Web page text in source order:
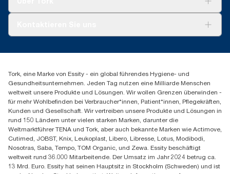
Spenderreklamation
+41 (0)848/810152
Essity Switzerland AG
Parkstraße 1b
6214 Schenkon
Mo-Do 8:00-16:30 | Fr 8:00-15:00
GLN: 7609999000928
Tork, eine Marke von Essity - ein global führendes Hygiene- und
Gesundheitsunternehmen. Jeden Tag nutzen eine Milliarde Menschen
weltweit unsere Produkte und Lösungen. Wir wollen Grenzen überwinden -
für mehr Wohlbefinden bei Verbraucher*innen, Patient*innen, Pflegekräften,
Kunden und Gesellschaft. Wir vertreiben unsere Produkte und Lösungen in
rund 150 Ländern unter vielen starken Marken, darunter die
Weltmarktführer TENA und Tork, aber auch bekannte Marken wie Actimove,
Cutimed, JOBST, Knix, Leukoplast, Libero, Libresse, Lotus, Modibodi,
Nosotras, Saba, Tempo, TOM Organic, und Zewa. Essity beschäftigt
weltweit rund 36.000 Mitarbeitende. Der Umsatz im Jahr 2024 betrug ca.
13 Mrd. Euro. Essity hat seinen Hauptsitz in Stockholm (Schweden) und ist